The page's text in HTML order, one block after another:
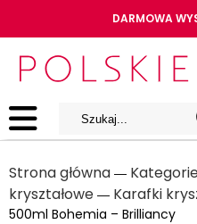
DARMOWA
Strona główna ―
kryształowe ― Karafki
500ml Bohemia – Brilliancy